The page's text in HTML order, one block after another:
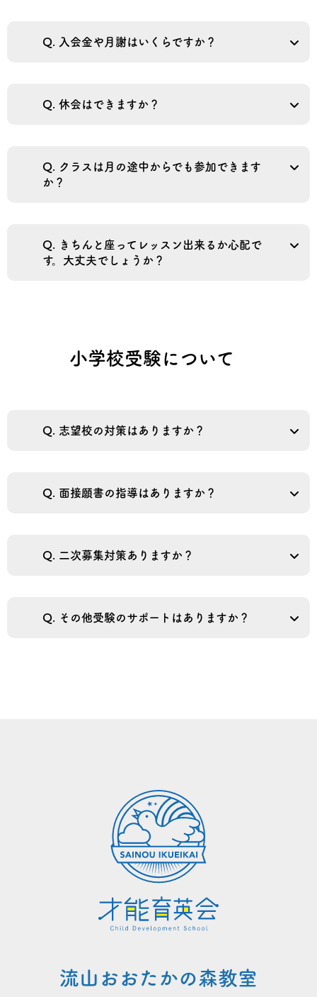
Q. 入会金や月謝はいくらですか？
Q. 休会はできますか？
Q. クラスは月の途中からでも参加できます
か？
Q. きちんと座ってレッスン出来るか心配で
す。大丈夫でしょうか？
小学校受験について
Q. 志望校の対策はありますか？
Q. 面接願書の指導はありますか？
Q. 二次募集対策ありますか？
Q. その他受験のサポートはありますか？
流山おおたかの森教室